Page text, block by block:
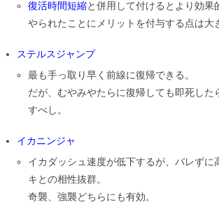
復活時間短縮と併用して付けるとより効果
やられたことにメリットを付与する点は大
ステルスジャンプ
最も手っ取り早く前線に復帰できる。
だが、むやみやたらに復帰しても即死した
すべし。
イカニンジャ
イカダッシュ速度が低下するが、バレずに
キとの相性抜群。
奇襲、強襲どちらにも有効。